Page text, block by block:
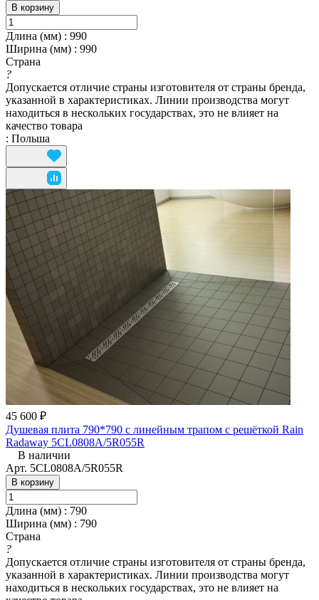
В корзину
Длина (мм) : 990
Ширина (мм) : 990
Страна
?
Допускается отличие страны изготовителя от страны бренда,
указанной в характеристиках. Линии производства могут
находиться в нескольких государствах, это не влияет на
качество товара
: Польша
45 600 ₽
Душевая плита 790*790 с линейным трапом с решёткой Rain
Radaway 5CL0808A/5R055R
В наличии
Арт. 5CL0808A/5R055R
В корзину
Длина (мм) : 790
Ширина (мм) : 790
Страна
?
Допускается отличие страны изготовителя от страны бренда,
указанной в характеристиках. Линии производства могут
находиться в нескольких государствах, это не влияет на